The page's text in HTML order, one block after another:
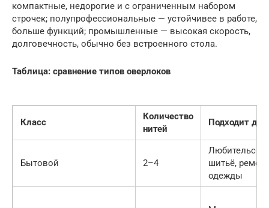
компактные, недорогие и с ограниченным набором
строчек; полупрофессиональные — устойчивее в работе,
больше функций; промышленные — высокая скорость,
долговечность, обычно без встроенного стола.
Таблица: сравнение типов оверлоков
Класс
Количество
нитей
Подходит для
Бытовой 2–4
шитьё,
одежды